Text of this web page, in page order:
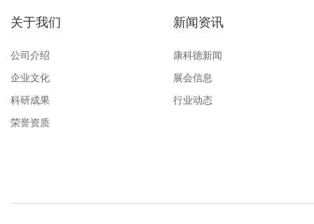
关于我们
公司介绍
企业文化
科研成果
荣誉资质
新闻资讯
康科德新闻
展会信息
行业动态